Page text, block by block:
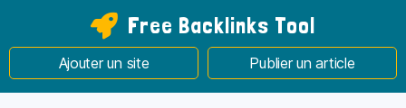
Free Backlinks Tool
Ajouter un site Publier un article